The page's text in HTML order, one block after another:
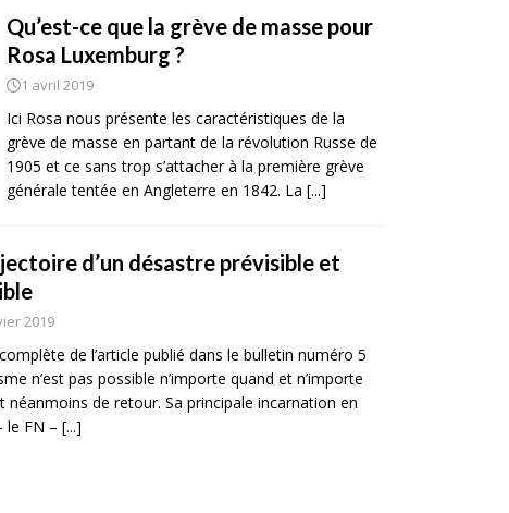
Qu’est-ce que la grève de masse pour
Rosa Luxemburg ?
1 avril 2019
Ici Rosa nous présente les caractéristiques de la
grève de masse en partant de la révolution Russe de
1905 et ce sans trop s’attacher à la première grève
générale tentée en Angleterre en 1842. La [...]
d’un désastre prévisible et
2019
de l’article publié dans le bulletin numéro 5
n’est pas possible n’importe quand et n’importe
néanmoins de retour. Sa principale incarnation en
le FN – [...]